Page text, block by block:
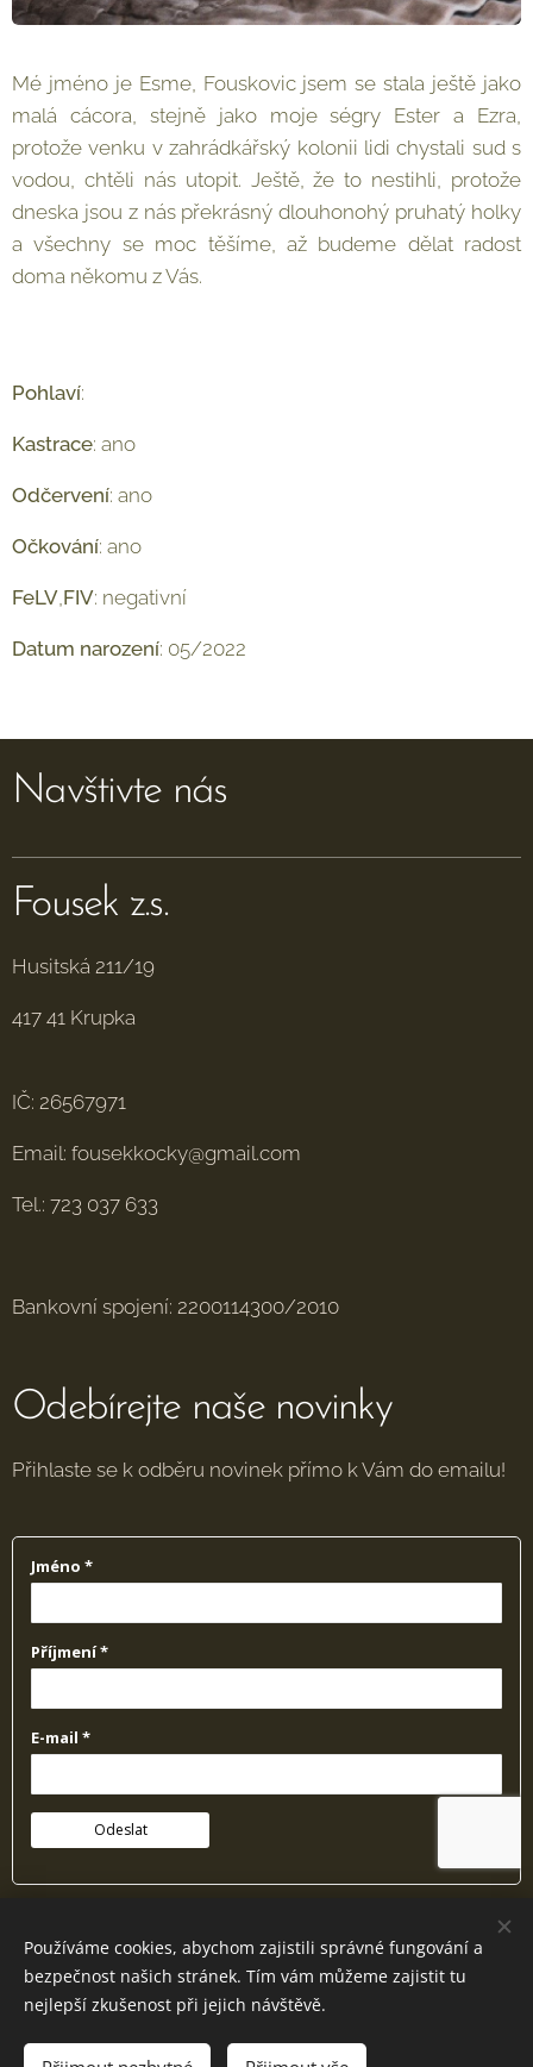
Mé jméno je Esme, Fouskovic jsem se stala ještě jako
malá cácora, stejně jako moje ségry Ester a Ezra,
protože venku v zahrádkářský kolonii lidi chystali sud s
vodou, chtěli nás utopit. Ještě, že to nestihli, protože
dneska jsou z nás překrásný dlouhonohý pruhatý holky
a všechny se moc těšíme, až budeme dělat radost
doma někomu z Vás.
Pohlaví: ♀
Kastrace: ano
Odčervení: ano
Očkování: ano
FeLV FIV: negativní
Datum narození: 05/2022
Navštivte nás
Fousek z.s.
Husitská 211/19
417 41 Krupka
IČ: 26567971
Email: fousekkocky@gmail.com
Tel.: 723 037 633
Bankovní spojení: 2200114300/2010
Odebírejte naše novinky
Přihlaste se k odběru novinek přímo k Vám do emailu!
výmaz. Více informací naleznete v našich zásadách ochrany osobních údajů.
Images and graphic content provided by @ mijacreatives
Používáme cookies, abychom zajistili správné fungování a
bezpečnost našich stránek. Tím vám můžeme zajistit tu
nejlepší zkušenost při jejich návštěvě.